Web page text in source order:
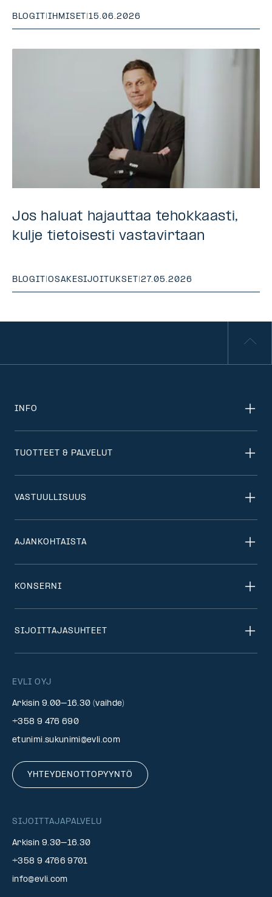
BLOGIT IHMISET |15.06.2026
Jos haluat hajauttaa tehokkaasti,
kulje tietoisesti vastavirtaan
BLOGIT |OSAKESIJOITUKSET |27.05.2026
EVLI OYJ
Arkisin 9.00–16.30 (vaihde)
+358 9 476 690
etunimi.sukunimi@evli.com
YHTEYDENOTTOPYYNTÖ
SIJOITTAJAPALVELU
Arkisin 9.30–16.30
+358 9 4766 9701
info@evli.com
INFO
TUOTTEET & PALVELUT
VASTUULLISUUS
AJANKOHTAISTA
KONSERNI
SIJOITTAJASUHTEET